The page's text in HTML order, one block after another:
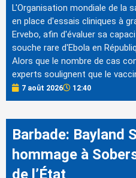
L'Organisation mondiale de la
en place d'essais cliniques à
Ervebo, afin d'évaluer sa
souche rare d'Ebola en
Alors que le nombre de cas
experts soulignent que le
7 août 2026 12:40
Barbade: Bayland
hommage à
de l’État